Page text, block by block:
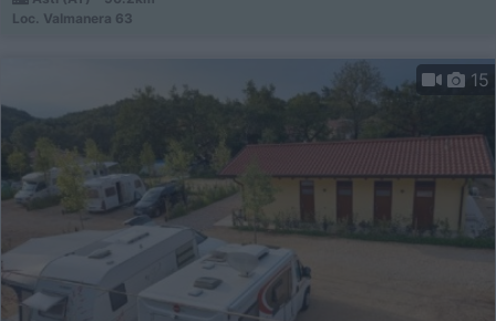
Loc. Valmanera 63
15